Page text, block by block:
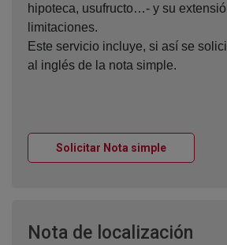
hipoteca, usufructo…- y su
limitaciones.
Este servicio incluye, si así se
al inglés de la nota simple.
Solicitar Nota simpleVentana
Nota de localización